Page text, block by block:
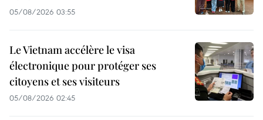
05/08/2026 03:55
Le Vietnam accélère le visa
électronique pour protéger ses
citoyens et ses visiteurs
05/08/2026 02:45